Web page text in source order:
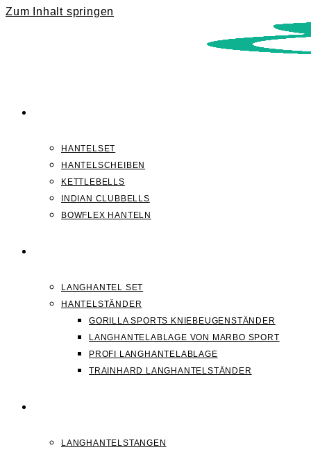
Zum Inhalt springen
HANTELSET
HANTELSCHEIBEN
KETTLEBELLS
INDIAN CLUBBELLS
BOWFLEX HANTELN
LANGHANTEL SET
HANTELSTÄNDER
GORILLA SPORTS KNIEBEUGENSTÄNDER
LANGHANTELABLAGE VON MARBO SPORT
PROFI LANGHANTELABLAGE
TRAINHARD LANGHANTELSTÄNDER
LANGHANTELSTANGEN